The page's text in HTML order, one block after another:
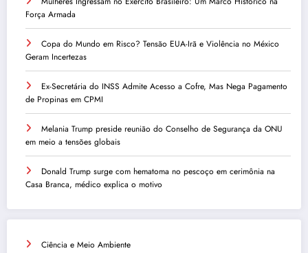
Força Armada
Copa do Mundo em Risco? Tensão EUA-Irã e Violência no México
Geram Incertezas
Ex-Secretária do INSS Admite Acesso a Cofre, Mas Nega Pagamento
de Propinas em CPMI
Melania Trump preside reunião do Conselho de Segurança da ONU
em meio a tensões globais
Donald Trump surge com hematoma no pescoço em cerimônia na
Casa Branca, médico explica o motivo
Ciência e Meio Ambiente